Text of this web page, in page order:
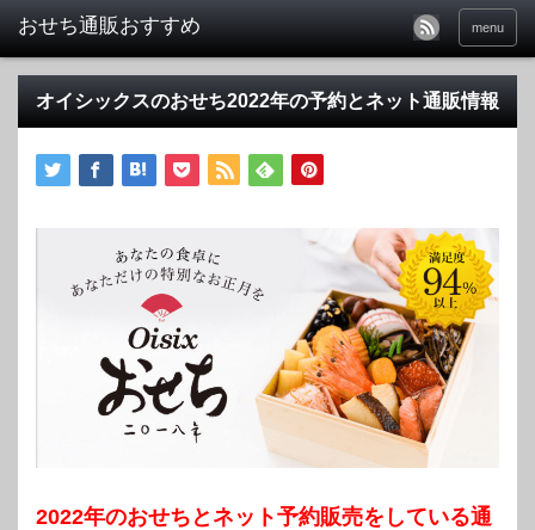
おせち通販おすすめ menu
オイシックスのおせち2022年の予約とネット通販情報
2022年のおせちとネット予約販売をしている通